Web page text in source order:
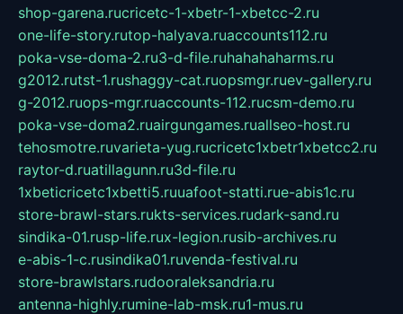
shop-garena.rucricetc-1-xbetr-1-xbetcc-2.ru
one-life-story.rutop-halyava.ruaccounts112.ru
poka-vse-doma-2.ru3-d-file.ruhahahaharms.ru
g2012.rutst-1.rushaggy-cat.ruopsmgr.ruev-gallery.ru
g-2012.ruops-mgr.ruaccounts-112.rucsm-demo.ru
poka-vse-doma2.ruairgungames.ruallseo-host.ru
tehosmotre.ruvarieta-yug.rucricetc1xbetr1xbetcc2.ru
raytor-d.ruatillagunn.ru3d-file.ru
1xbeticricetc1xbetti5.ruuafoot-statti.rue-abis1c.ru
store-brawl-stars.rukts-services.rudark-sand.ru
sindika-01.rusp-life.rux-legion.rusib-archives.ru
e-abis-1-c.rusindika01.ruvenda-festival.ru
store-brawlstars.rudooraleksandria.ru
antenna-highly.rumine-lab-msk.ru1-mus.ru